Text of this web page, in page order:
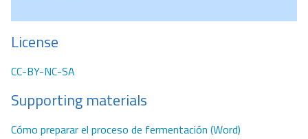
License
CC-BY-NC-SA
Supporting materials
Cómo preparar el proceso de fermentación (Word)